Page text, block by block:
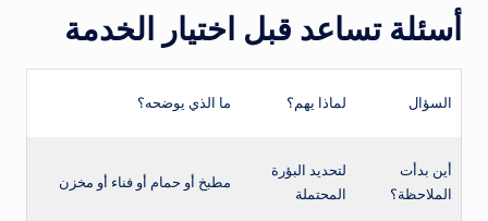
أسئلة تساعد قبل اختيار الخدمة
السؤال لماذا يهم؟ ما الذي يوضحه؟
أين بدأت
الملاحظة؟
لتحديد البؤرة
المحتملة
مطبخ أو حمام أو فناء أو مخزن